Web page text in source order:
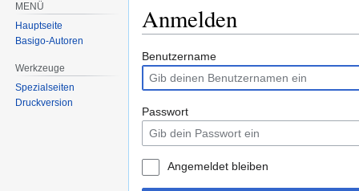
Anmelden
Zur
Navigation
springen
Zur
Suche
springen
Benutzername
Passwort
Angemeldet bleiben
MENÜ
Hauptseite
Basigo-Autoren
Werkzeuge
Spezialseiten
Druckversion